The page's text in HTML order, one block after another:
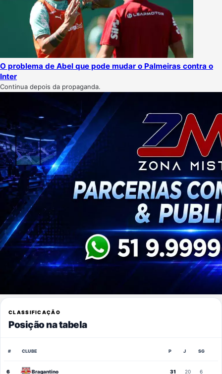
O problema de Abel que pode mudar o Palmeiras contra o
Inter
Continua depois da propaganda.
CLASSIFICAÇÃO
Posição na tabela
# CLUBE P J SG
6 Bragantino 31 20 6